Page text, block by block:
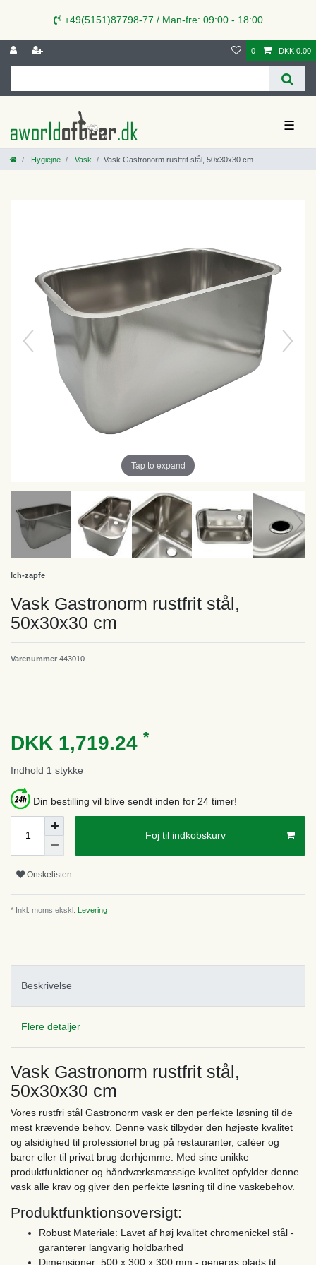
+49(5151)87798-77 / Man-fre: 09:00 - 18:00
0 DKK 0.00
☰
Hygiejne Vask Vask Gastronorm rustfrit stål, 50x30x30 cm
Tap to expand
Ich-zapfe
Vask Gastronorm rustfrit stål,
50x30x30 cm
Varenummer 443010
DKK 1,719.24 *
Indhold 1 stykke
Din bestilling vil blive sendt inden for 24 timer!
Foj til indkobskurv
Onskelisten
* Inkl. moms ekskl. Levering
Beskrivelse
Flere detaljer
Vask Gastronorm rustfrit stål,
50x30x30 cm
Vores rustfri stål Gastronorm vask er den perfekte løsning til de
mest krævende behov. Denne vask tilbyder den højeste kvalitet
og alsidighed til professionel brug på restauranter, caféer og
barer eller til privat brug derhjemme. Med sine unikke
produktfunktioner og håndværksmæssige kvalitet opfylder denne
vask alle krav og giver den perfekte løsning til dine vaskebehov.
Produktfunktionsoversigt:
Robust Materiale: Lavet af høj kvalitet chromenickel stål -
garanterer langvarig holdbarhed
Dimensioner: 500 x 300 x 300 mm - generøs plads til